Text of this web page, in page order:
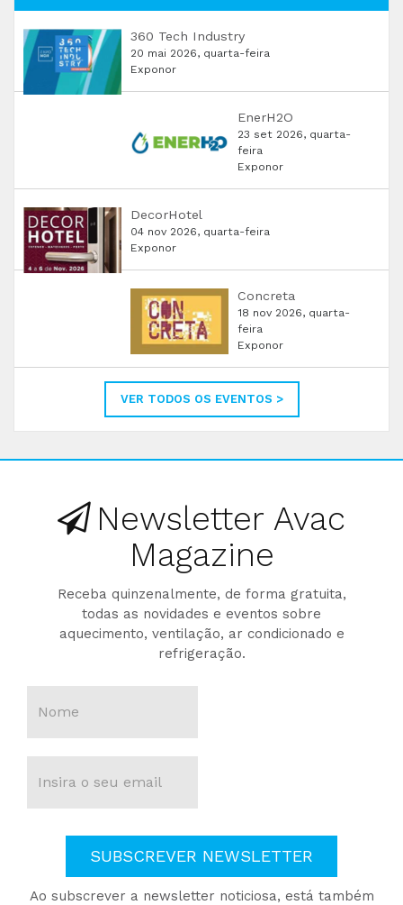
360 Tech Industry
20 mai 2026, quarta-feira
Exponor
EnerH2O
23 set 2026, quarta-
feira
Exponor
DecorHotel
04 nov 2026, quarta-feira
Exponor
Concreta
18 nov 2026, quarta-
feira
Exponor
VER TODOS OS EVENTOS >
Newsletter Avac
Magazine
Receba quinzenalmente, de forma gratuita,
todas as novidades e eventos sobre
aquecimento, ventilação, ar condicionado e
refrigeração.
SUBSCREVER NEWSLETTER
Ao subscrever a newsletter noticiosa, está também